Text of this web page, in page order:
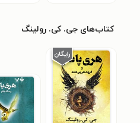
کتاب‌های جی. کی. رولینگ